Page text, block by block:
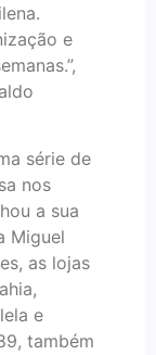
e
série de
nos
a sua
Miguel
as lojas
e
também